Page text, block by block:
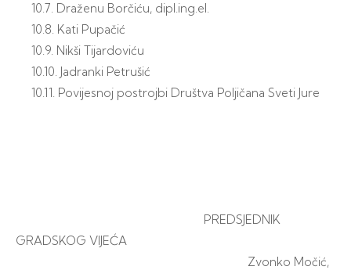
10.7. Draženu Borčiću, dipl.ing.el.
10.8. Kati Pupačić
10.9. Nikši Tijardoviću
10.10. Jadranki Petrušić
10.11. Povijesnoj postrojbi Društva Poljičana Sveti Jure
PREDSJEDNIK
GRADSKOG VIJEĆA
Zvonko Močić,